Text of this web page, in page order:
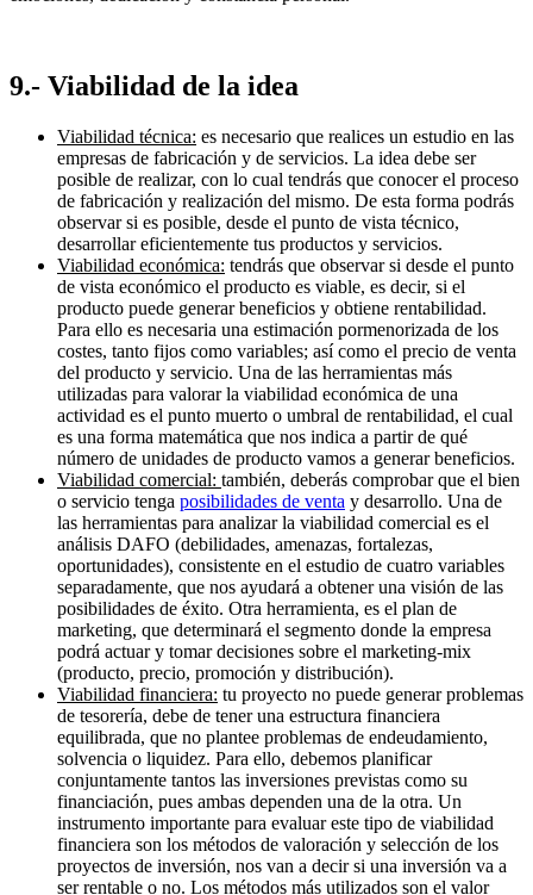
9.- Viabilidad de la idea
Viabilidad técnica: es necesario que realices un estudio en las
empresas de fabricación y de servicios. La idea debe ser
posible de realizar, con lo cual tendrás que conocer el proceso
de fabricación y realización del mismo. De esta forma podrás
observar si es posible, desde el punto de vista técnico,
desarrollar eficientemente tus productos y servicios.
Viabilidad económica: tendrás que observar si desde el punto
de vista económico el producto es viable, es decir, si el
producto puede generar beneficios y obtiene rentabilidad.
Para ello es necesaria una estimación pormenorizada de los
costes, tanto fijos como variables; así como el precio de venta
del producto y servicio. Una de las herramientas más
utilizadas para valorar la viabilidad económica de una
actividad es el punto muerto o umbral de rentabilidad, el cual
es una forma matemática que nos indica a partir de qué
número de unidades de producto vamos a generar beneficios.
Viabilidad comercial: también, deberás comprobar que el bien
o servicio tenga posibilidades de venta y desarrollo. Una de
las herramientas para analizar la viabilidad comercial es el
análisis DAFO (debilidades, amenazas, fortalezas,
oportunidades), consistente en el estudio de cuatro variables
separadamente, que nos ayudará a obtener una visión de las
posibilidades de éxito. Otra herramienta, es el plan de
marketing, que determinará el segmento donde la empresa
podrá actuar y tomar decisiones sobre el marketing-mix
(producto, precio, promoción y distribución).
Viabilidad financiera: tu proyecto no puede generar problemas
de tesorería, debe de tener una estructura financiera
equilibrada, que no plantee problemas de endeudamiento,
solvencia o liquidez. Para ello, debemos planificar
conjuntamente tantos las inversiones previstas como su
financiación, pues ambas dependen una de la otra. Un
instrumento importante para evaluar este tipo de viabilidad
financiera son los métodos de valoración y selección de los
proyectos de inversión, nos van a decir si una inversión va a
ser rentable o no. Los métodos más utilizados son el valor